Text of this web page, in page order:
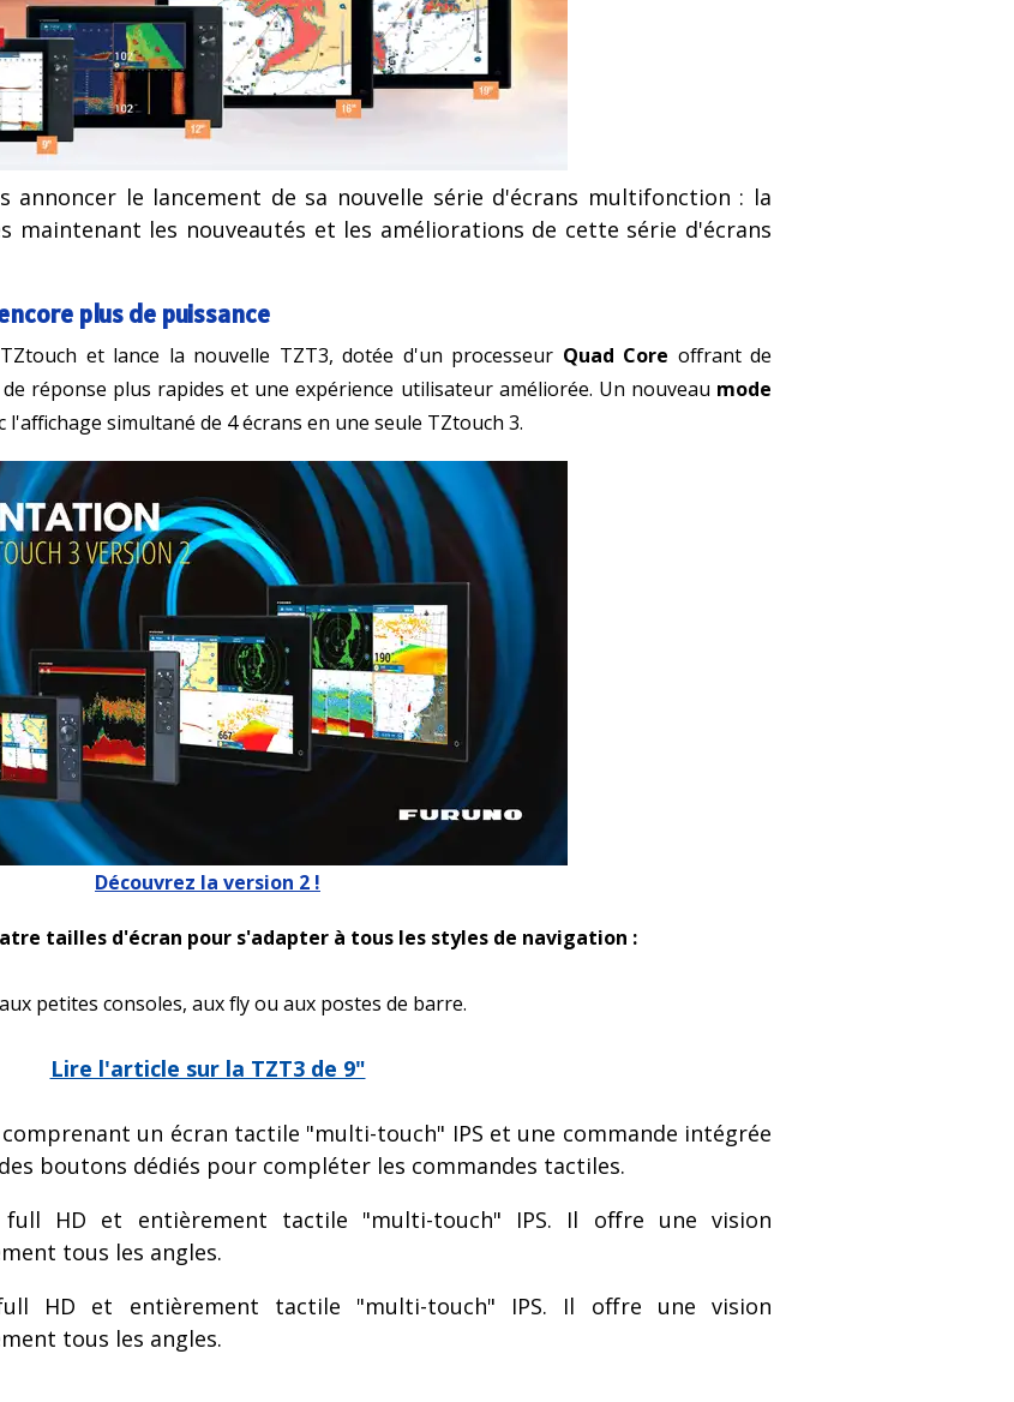
annoncer le lancement de sa nouvelle série d'écrans multifonction : la
maintenant les nouveautés et les améliorations de cette série d'écrans
plus de puissance
et lance la nouvelle TZT3, dotée d'un processeur Quad Core offrant de
réponse plus rapides et une expérience utilisateur améliorée. Un nouveau mode
l'affichage simultané de 4 écrans en une seule TZtouch 3.
Découvrez la version 2 !
tailles d'écran pour s'adapter à tous les styles de navigation :
petites consoles, aux fly ou aux postes de barre.
Lire l'article sur la TZT3 de 9"
un écran tactile "multi-touch" IPS et une commande intégrée
boutons dédiés pour compléter les commandes tactiles.
HD et entièrement tactile "multi-touch" IPS. Il offre une vision
tous les angles.
HD et entièrement tactile "multi-touch" IPS. Il offre une vision
tous les angles.